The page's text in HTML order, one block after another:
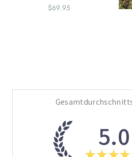
$69.95
5.0
★ ★ ★ ★